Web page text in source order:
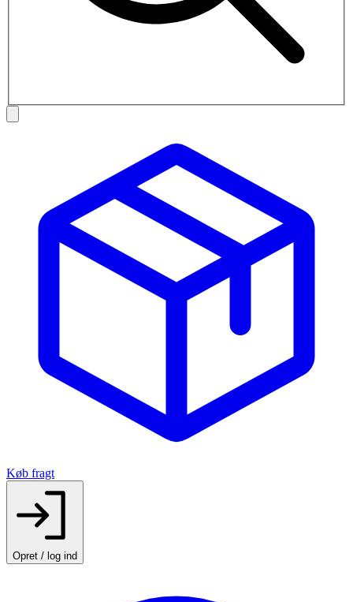
Køb fragt
Opret / log ind